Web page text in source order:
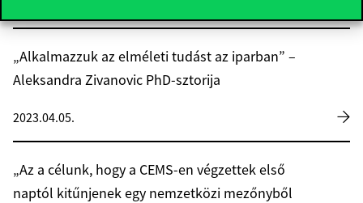
„Alkalmazzuk az elméleti tudást az iparban” –
Aleksandra Zivanovic PhD-sztorija
2023.04.05.
„Az a célunk, hogy a CEMS-en végzettek első
naptól kitűnjenek egy nemzetközi mezőnyből